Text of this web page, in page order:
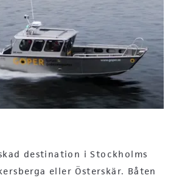
destination i Stockholms
eller Österskär. Båten